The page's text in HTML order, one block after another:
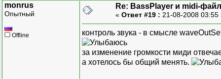
monrus
Опытный
Offline
Re: BassPlayer и midi-
« Ответ #19 : 21-08-2008
контроль звука - в смысле
за изменение громкости миди
а хотелось бы общий менять.